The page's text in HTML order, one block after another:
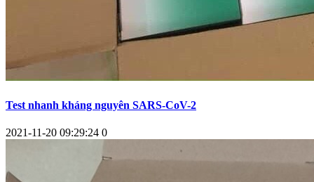
Test nhanh kháng nguyên SARS-CoV-2
2021-11-20 09:29:24 0